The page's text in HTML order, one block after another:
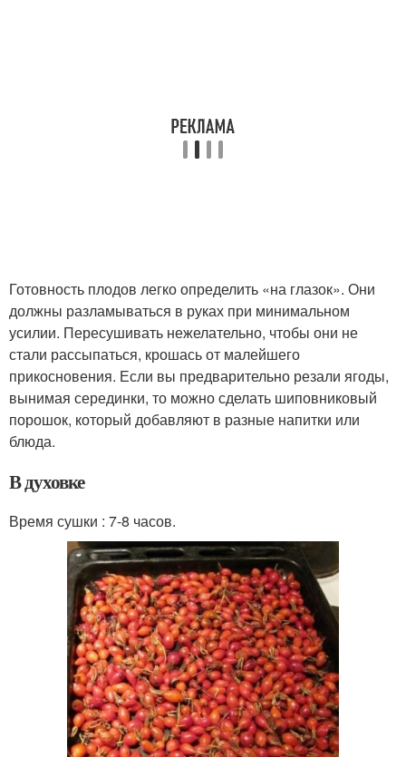
Готовность плодов легко определить «на глазок». Они
должны разламываться в руках при минимальном
усилии. Пересушивать нежелательно, чтобы они не
стали рассыпаться, крошась от малейшего
прикосновения. Если вы предварительно резали ягоды,
вынимая серединки, то можно сделать шиповниковый
порошок, который добавляют в разные напитки или
блюда.
В духовке
Время сушки : 7-8 часов.